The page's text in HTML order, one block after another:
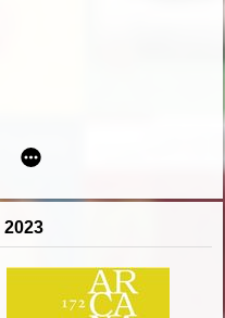
zakonnego u
2023